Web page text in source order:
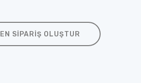
SIPARIŞ OLUŞTUR